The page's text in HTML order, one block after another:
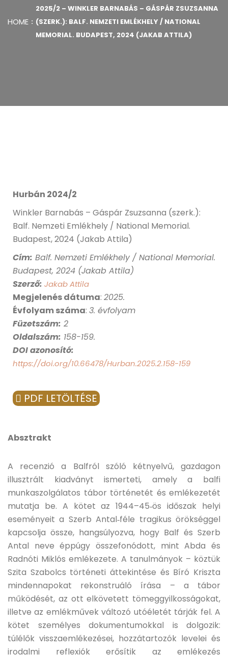
HOME
2025/2 – WINKLER BARNABÁS – GÁSPÁR ZSUZSANNA
(SZERK.): BALF. NEMZETI EMLÉKHELY / NATIONAL
MEMORIAL. BUDAPEST, 2024 (JAKAB ATTILA)
Hurbán 2024/2
Winkler Barnabás – Gáspár Zsuzsanna (szerk.):
Balf. Nemzeti Emlékhely / National Memorial.
Budapest, 2024 (Jakab Attila)
Cím: Balf. Nemzeti Emlékhely / National Memorial.
Budapest, 2024 (Jakab Attila)
Szerző: Jakab Attila
Megjelenés dátuma: 2025.
Évfolyam száma: 3. évfolyam
Füzetszám: 2
Oldalszám: 158-159.
DOI azonosító:
https://doi.org/10.66478/Hurban.2025.2.158-159
PDF LETÖLTÉSE
Absztrakt
A recenzió a Balfról szóló kétnyelvű, gazdagon
illusztrált kiadványt ismerteti, amely a balfi
munkaszolgálatos tábor történetét és emlékezetét
mutatja be. A kötet az 1944–45‑ös időszak helyi
eseményeit a Szerb Antal‑féle tragikus örökséggel
kapcsolja össze, hangsúlyozva, hogy Balf és Szerb
Antal neve éppúgy összefonódott, mint Abda és
Radnóti Miklós emlékezete. A tanulmányok – köztük
Szita Szabolcs történeti áttekintése és Bíró Kriszta
mindennapokat rekonstruáló írása – a tábor
működését, az ott elkövetett tömeggyilkosságokat,
illetve az emlékművek változó utóéletét tárják fel. A
kötet személyes dokumentumokkal is dolgozik:
túlélők visszaemlékezései, hozzátartozók levelei és
irodalmi reflexiók erősítik az emlékezés